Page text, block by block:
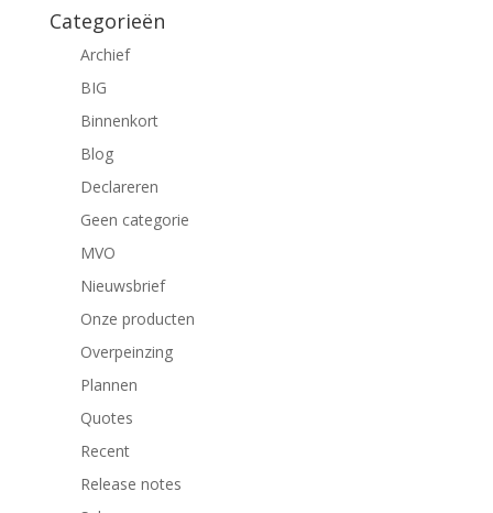
Categorieën
Archief
BIG
Binnenkort
Blog
Declareren
Geen categorie
MVO
Nieuwsbrief
Onze producten
Overpeinzing
Plannen
Quotes
Recent
Release notes